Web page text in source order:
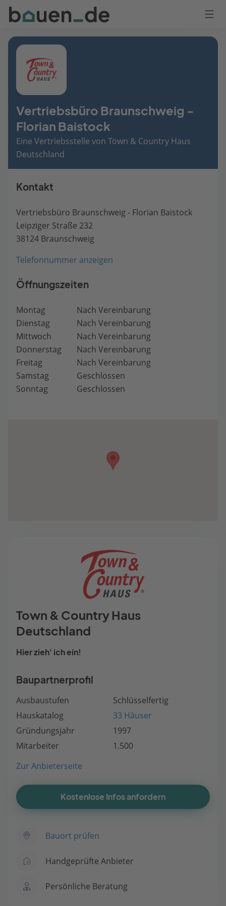
Bauen
Logo
Anmelden
Vertriebsbüro Braunschweig -
Florian Baistock
Eine Vertriebsstelle von Town & Country Haus
Deutschland
Kontakt
Vertriebsbüro Braunschweig - Florian Baistock
Leipziger Straße 232
38124 Braunschweig
Telefonnummer anzeigen
Öffnungszeiten
Montag
Nach Vereinbarung
Dienstag
Nach Vereinbarung
Mittwoch
Nach Vereinbarung
Donnerstag
Nach Vereinbarung
Freitag
Nach Vereinbarung
Samstag
Geschlossen
Sonntag
Geschlossen
Town & Country Haus
Deutschland
Hier zieh' ich ein!
Baupartnerprofil
Ausbaustufen
Schlüsselfertig
Hauskatalog
33 Häuser
Gründungsjahr
1997
Mitarbeiter
1.500
Zur Anbieterseite
Kostenlose Infos anfordern
Bauort prüfen
Handgeprüfte Anbieter
Persönliche Beratung